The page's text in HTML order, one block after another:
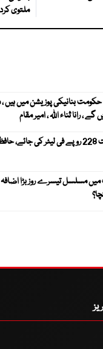
ملتوی
بنانیکی پوزیشن میں ہیں
، رانا ثناء اللہ ، امیر مقام
پیٹرول کی قیمت 228 روپے فی لیٹر کی جائے،
مسلسل تیسرے روز بڑا اضافہ